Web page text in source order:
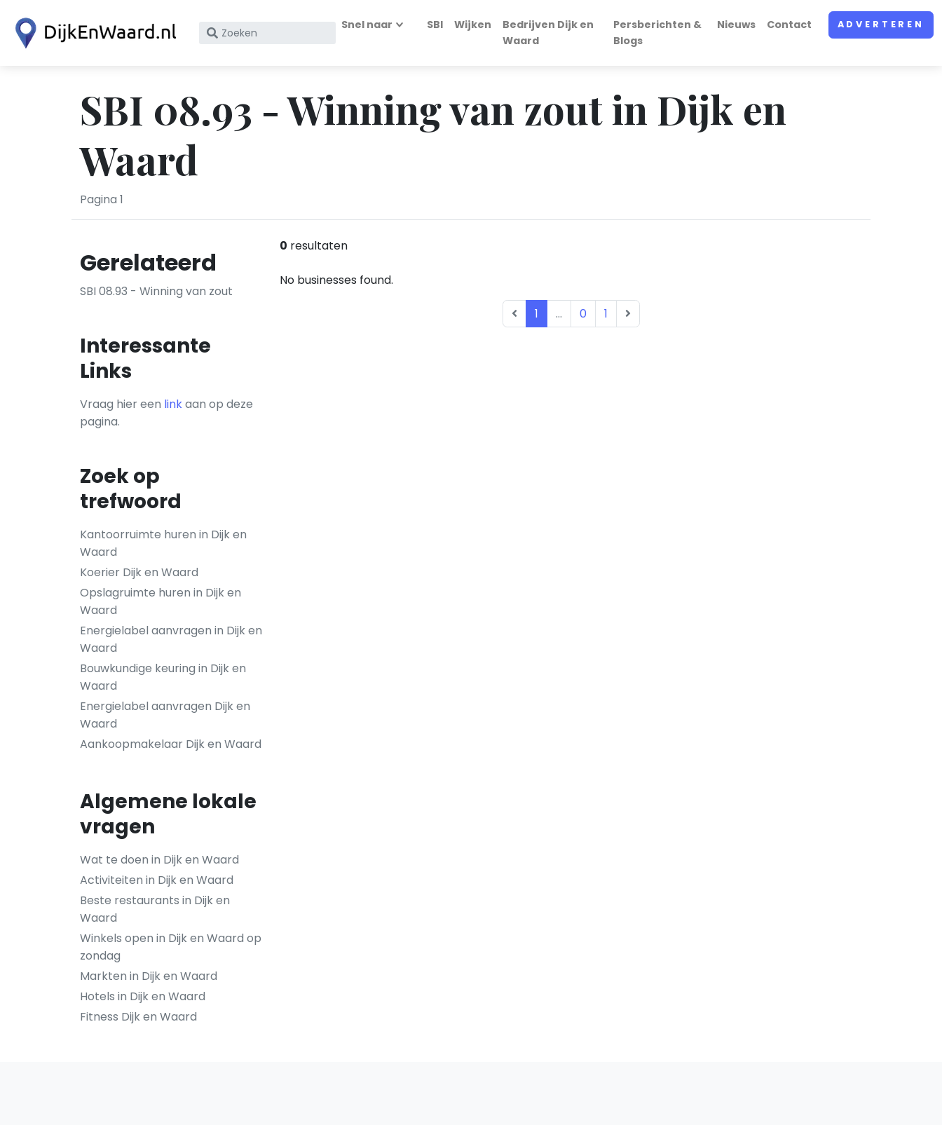
Zoek
KvK
nummer
Snel naar SBI Wijken
Bedrijven Dijk en
Waard
Persberichten &
Blogs
Nieuws Contact ADVERTEREN
SBI 08.93 - Winning van zout in Dijk en
Waard
Pagina 1
Gerelateerd
SBI 08.93 - Winning van zout
Interessante
Links
Vraag hier een linkaan op deze
pagina.
Zoek op
trefwoord
Kantoorruimte huren in Dijk en
Waard
Koerier Dijk en Waard
Opslagruimte huren in Dijk en
Waard
Energielabel aanvragen in Dijk en
Waard
Bouwkundige keuring in Dijk en
Waard
Energielabel aanvragen Dijk en
Waard
Aankoopmakelaar Dijk en Waard
Algemene lokale
vragen
Wat te doen in Dijk en Waard
Activiteiten in Dijk en Waard
Beste restaurants in Dijk en
Waard
Winkels open in Dijk en Waard op
zondag
Markten in Dijk en Waard
Hotels in Dijk en Waard
Fitness Dijk en Waard
0 resultaten
No businesses found.
1 ... 0 1